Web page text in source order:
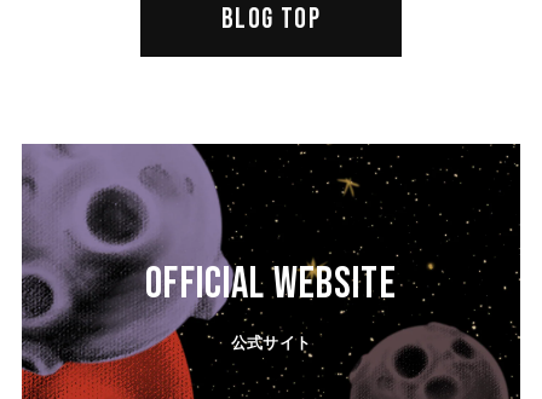
BLOG TOP
OFFICIAL WEBSITE
公式サイト